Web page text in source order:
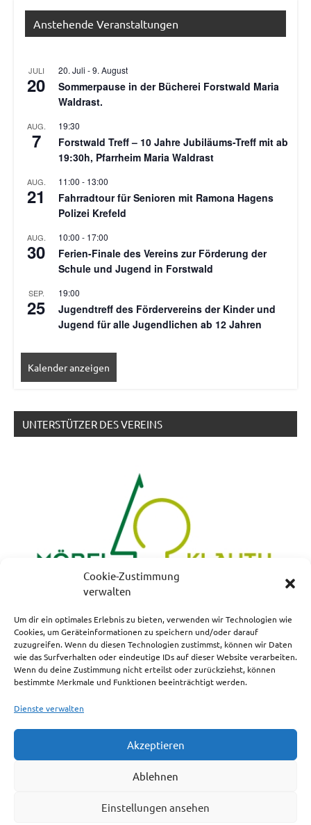
Cookie-Zustimmung
verwalten
Um dir ein optimales Erlebnis zu bieten, verwenden wir Technologien wie
Cookies, um Geräteinformationen zu speichern und/oder darauf
zuzugreifen. Wenn du diesen Technologien zustimmst, können wir Daten
wie das Surfverhalten oder eindeutige IDs auf dieser Website verarbeiten.
Wenn du deine Zustimmung nicht erteilst oder zurückziehst, können
bestimmte Merkmale und Funktionen beeinträchtigt werden.
Dienste verwalten
Akzeptieren
Ablehnen
Einstellungen ansehen
Anstehende Veranstaltungen
JULI
20
20. Juli -9. August
Sommerpause in der Bücherei Forstwald Maria
Waldrast.
AUG.
7
19:30
Forstwald Treff – 10 Jahre Jubiläums-Treff mit ab
19:30h, Pfarrheim Maria Waldrast
AUG.
21
11:00 - 13:00
Fahrradtour für Senioren mit Ramona Hagens
Polizei Krefeld
AUG.
30
10:00 - 17:00
Ferien-Finale des Vereins zur Förderung der
Schule und Jugend in Forstwald
SEP.
25
19:00
Jugendtreff des Fördervereins der Kinder und
Jugend für alle Jugendlichen ab 12 Jahren
Kalender anzeigen
UNTERSTÜTZER DES VEREINS
NEWSLETTERANMELDUNG
Impressum